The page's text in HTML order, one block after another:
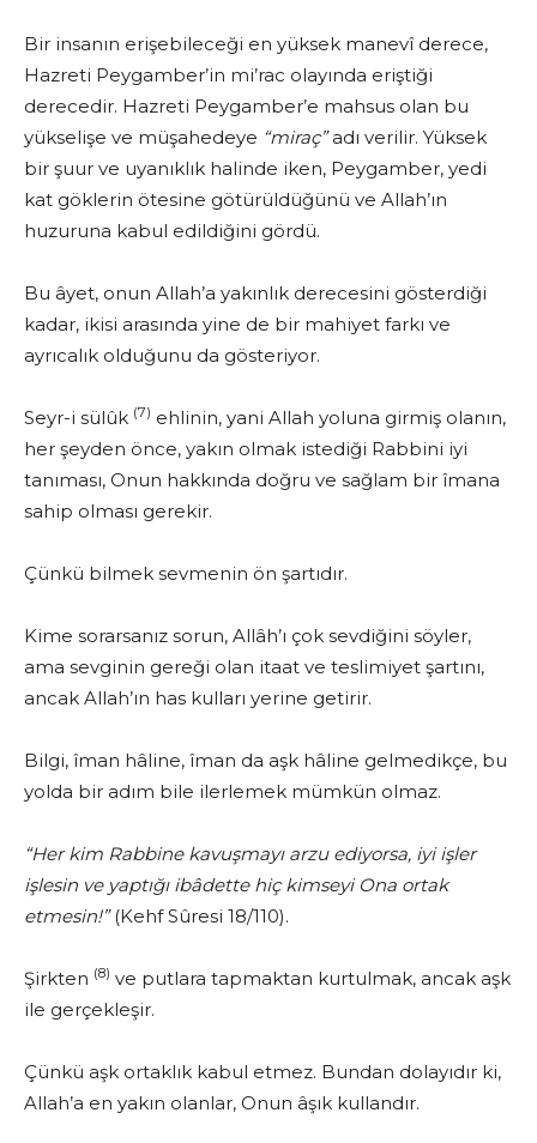
Bir insanın erişebileceği en yüksek manevî derece,
Hazreti Peygamber’in mi’rac olayında eriştiği
derecedir. Hazreti Peygamber’e mahsus olan bu
yükselişe ve müşahedeye “miraç”adı verilir. Yüksek
bir şuur ve uyanıklık halinde iken, Peygamber, yedi
kat göklerin ötesi­ne götürüldüğünü ve Allah’ın
huzuruna kabul edildiğini gördü.
Bu âyet, onun Allah’a yakınlık derecesini gösterdiği
kadar, ikisi ara­sında yine de bir mahiyet farkı ve
ayrıcalık olduğunu da gösteriyor.
Seyr-i sülûk (7) ehlinin, yani Allah yoluna girmiş olanın,
her şeyden önce, yakın olmak istediği Rabbini iyi
tanıması, Onun hakkında doğru ve sağ­lam bir îmana
sahip olması gerekir.
Çünkü bilmek sevmenin ön şartıdır.
Kime sorarsanız sorun, Allâh’ı çok sevdiğini söyler,
ama sevginin gere­ği olan itaat ve teslimiyet şartını,
ancak Allah’ın has kulları yerine getirir.
Bilgi, îman hâline, îman da aşk hâline gelmedikçe, bu
yolda bir adım bile ilerlemek mümkün olmaz.
“Her kim Rabbine kavuşmayı arzu ediyorsa, iyi işler
işlesin ve yaptığı ibâdette hiç kimseyi Ona ortak
etmesin!” (Kehf Sûresi 18/110).
Şirkten (8) ve putlara tapmaktan kurtulmak, ancak aşk
ile gerçekleşir.
Çünkü aşk ortaklık kabul etmez. Bundan dolayıdır ki,
Allah’a en yakın olanlar, Onun âşık kullandır.